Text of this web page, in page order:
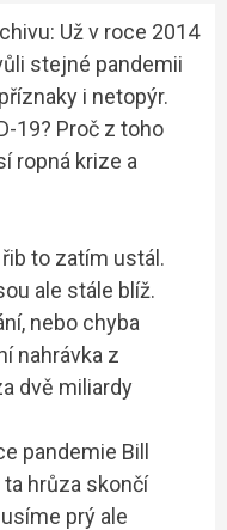
Už v roce 2014
stejné pandemii
i netopýr.
19? Proč z toho
ropná krize a
to zatím ustál.
ale stále blíž.
nebo chyba
nahrávka z
dvě miliardy
pandemie Bill
hrůza skončí
prý ale